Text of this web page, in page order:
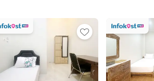
berfurnitur dengan TV, AC, serta
listrik, kamar juga dilengkapi